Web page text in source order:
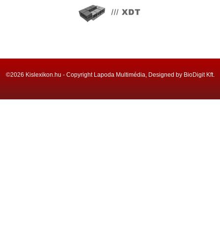
©2026 Kislexikon.hu - Copyright Lapoda Multimédia, Designed by BioDigit Kft.